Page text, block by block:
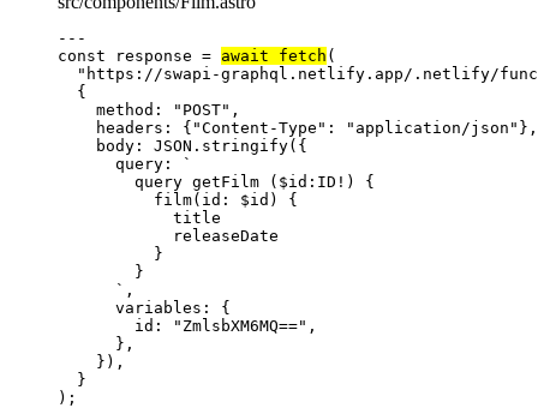
---
const
response = await fetch (
" https://swapi-graphql.netlify.app/.netlify/
{
method:
" POST" ,
headers: { "Content-Type " : " application/json " },
body: JSON . stringify( {
query:
`
query getFilm ($id:ID!) {
film(id: $id) {
title
releaseDate
}
}
` ,
variables: {
id:
" ZmlsbXM6MQ==" ,
},
} ) ,
}
);